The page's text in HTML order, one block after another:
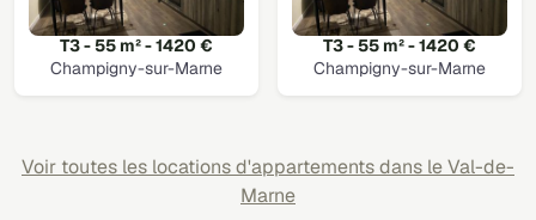
T3 - 55 m² - 1420 €
Champigny-sur-Marne
T3 - 55 m² - 1420 €
Champigny-sur-Marne
Voir toutes les locations d'appartements dans le Val-de-
Marne